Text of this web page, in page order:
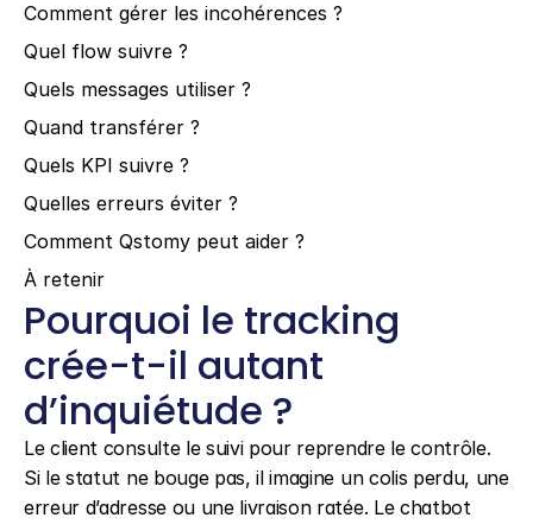
Comment gérer les incohérences ?
Quel flow suivre ?
Quels messages utiliser ?
Quand transférer ?
Quels KPI suivre ?
Quelles erreurs éviter ?
Comment Qstomy peut aider ?
À retenir
Pourquoi le tracking
crée-t-il autant
d’inquiétude ?
Le client consulte le suivi pour reprendre le contrôle.
Si le statut ne bouge pas, il imagine un colis perdu, une
erreur d’adresse ou une livraison ratée. Le chatbot